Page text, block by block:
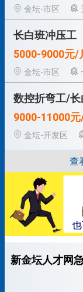
金坛-市区
长白班冲压工
5000-9000元/
金坛-市区
数控折弯工/长
9000-11000元
金坛-开发区
查
新金坛人才网